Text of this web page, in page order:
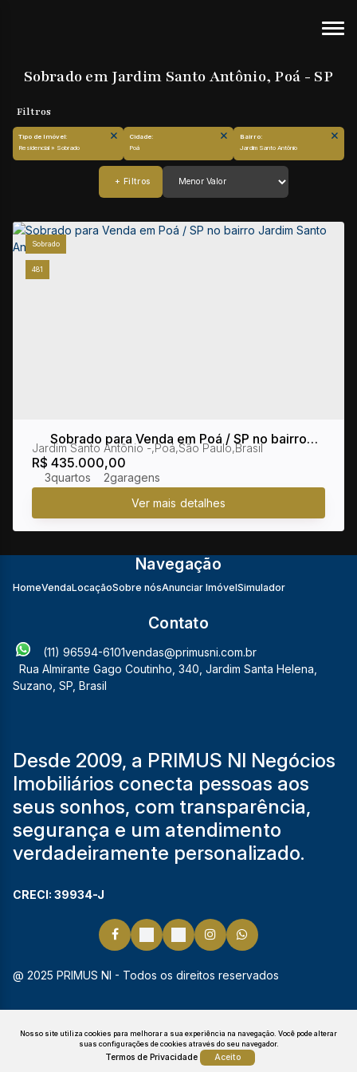
Nosso site utiliza cookies para melhorar a sua experiência na navegação. Você pode alterar
suas configurações de cookies através do seu navegador.
Termos de Privacidade Aceito
Sobrado em Jardim Santo Antônio, Poá - SP
Tipo de Imóvel:
Poá
Bairro:
Jardim Santo Antônio
481
Sobrado
Sobrado para Venda em Poá / SP no bairro
Jardim Santo Antônio
R$ 435.000,00
Jardim Santo Antônio ,Poá,São Paulo,Brasil
3 2
Navegação
HomeVendaLocaçãoSobre nósAnunciar ImóvelSimulador
Contato
(11) 96594-6101vendas@primusni.com.br
Rua Almirante Gago Coutinho 340 Jardim Santa Helena
Suzano SP Brasil
Desde 2009, a PRIMUS NI Negócios
Imobiliários conecta pessoas aos
seus sonhos, com transparência,
segurança e um atendimento
verdadeiramente personalizado.
CRECI: 39934-J
@ 2025 PRIMUS NI - Todos os direitos reservados